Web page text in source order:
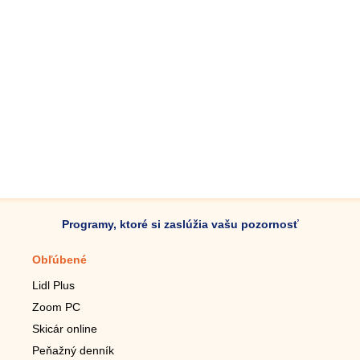
Programy, ktoré si zaslúžia vašu pozornosť
Obľúbené
Lidl Plus
Zoom PC
Skicár online
Peňažný denník